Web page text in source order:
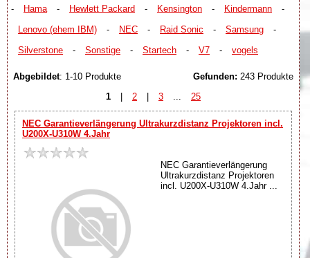
-
Hama - Hewlett Packard - Kensington - Kindermann
-
Lenovo (ehem IBM)
- NEC - Raid Sonic - Samsung
-
Silverstone
- Sonstige - Startech - V7 - vogels
Abgebildet: 1-10 Produkte Gefunden: 243 Produkte
1
| 2 | 3 25
NEC Garantieverlängerung Ultrakurzdistanz Projektoren incl.
U200X-U310W 4.Jahr
NEC Garantieverlängerung
Ultrakurzdistanz Projektoren
incl. U200X-U310W 4.Jahr ...